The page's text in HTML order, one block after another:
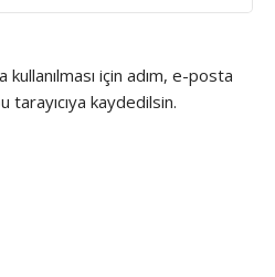
için adım, e-posta
kaydedilsin.